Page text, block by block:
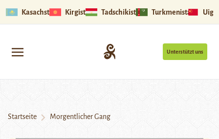
Kasachstan Kirgistan Tadschikistan Turkmenistan
Unterstützt uns
Startseite Morgentlicher Gang